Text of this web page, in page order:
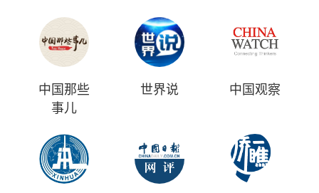
中国那些
事儿
世界说 中国观察